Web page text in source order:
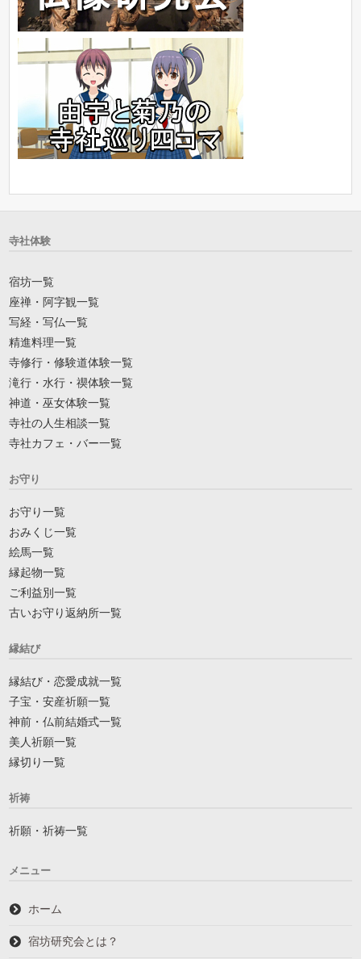
寺社体験
宿坊一覧
座禅・阿字観一覧
写経・写仏一覧
精進料理一覧
寺修行・修験道体験一覧
滝行・水行・禊体験一覧
神道・巫女体験一覧
寺社の人生相談一覧
寺社カフェ・バー一覧
お守り
お守り一覧
おみくじ一覧
絵馬一覧
縁起物一覧
ご利益別一覧
古いお守り返納所一覧
縁結び
縁結び・恋愛成就一覧
子宝・安産祈願一覧
神前・仏前結婚式一覧
美人祈願一覧
縁切り一覧
祈祷
祈願・祈祷一覧
メニュー
ホーム
宿坊研究会とは？